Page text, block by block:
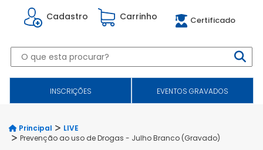
Cadastro Carrinho Certificado
INSCRIÇÕES EVENTOS GRAVADOS
Principal
LIVE
Prevenção ao uso de Drogas - Julho Branco (Gravado)